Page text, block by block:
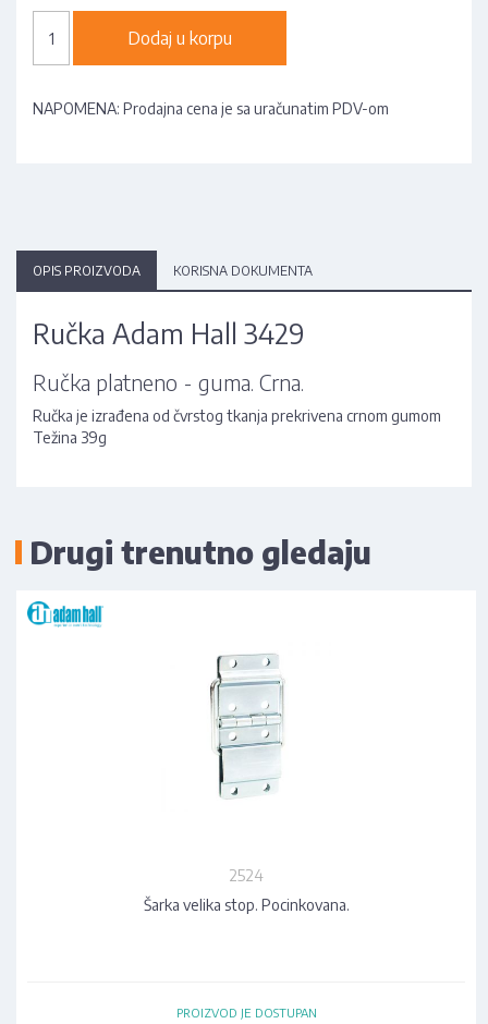
Dodaj u korpu
NAPOMENA: Prodajna cena je sa uračunatim PDV-om
OPIS PROIZVODA KORISNA DOKUMENTA
Ručka Adam Hall 3429
Ručka platneno - guma. Crna.
Ručka je izrađena od čvrstog tkanja prekrivena crnom gumom
Težina 39g
Drugi trenutno gledaju
2524
Šarka velika stop. Pocinkovana.
PROIZVOD JE DOSTUPAN